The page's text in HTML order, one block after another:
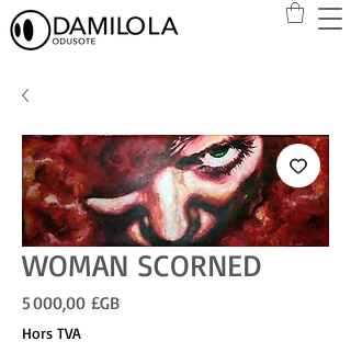
WOMAN SCORNED
5 000,00 £GBPrix
Hors TVA